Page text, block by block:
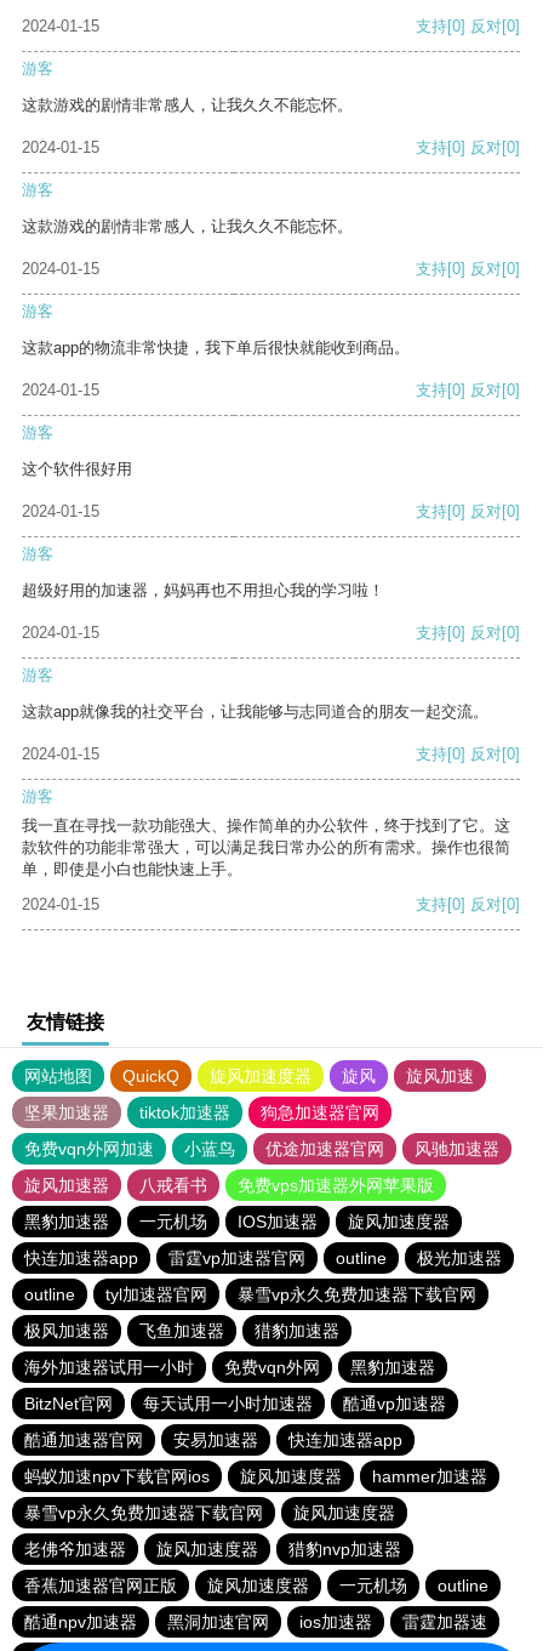
2024-01-15 支持[0] 反对[0]
游客
这款游戏的剧情非常感人，让我久久不能忘怀。
2024-01-15 支持[0] 反对[0]
游客
这款游戏的剧情非常感人，让我久久不能忘怀。
2024-01-15 支持[0] 反对[0]
游客
这款app的物流非常快捷，我下单后很快就能收到商品。
2024-01-15 支持[0] 反对[0]
游客
这个软件很好用
2024-01-15 支持[0] 反对[0]
游客
超级好用的加速器，妈妈再也不用担心我的学习啦！
2024-01-15 支持[0] 反对[0]
游客
这款app就像我的社交平台，让我能够与志同道合的朋友一起交流。
2024-01-15 支持[0] 反对[0]
游客
我一直在寻找一款功能强大、操作简单的办公软件，终于找到了它。这
款软件的功能非常强大，可以满足我日常办公的所有需求。操作也很简
单，即使是小白也能快速上手。
2024-01-15
支持[0] 反对[0]
友情链接
网站地图 QuickQ 旋风加速度器 旋风
旋风加速
坚果加速器
tiktok加速器
狗急加速器官网
免费vqn外网加速
小蓝鸟 优途加速器官网
风驰加速器
旋风加速器
八戒看书
免费vps加速器外网苹果版
黑豹加速器
一元机场 IOS加速器
旋风加速度器
快连加速器app
雷霆vp加速器官网 outline
极光加速器
outline
tyl加速器官网
暴雪vp永久免费加速器下载官网
极风加速器
飞鱼加速器
猎豹加速器
海外加速器试用一小时
免费vqn外网
黑豹加速器
BitzNet官网
每天试用一小时加速器
酷通vp加速器
酷通加速器官网
安易加速器
快连加速器app
蚂蚁加速npv下载官网ios
旋风加速度器
hammer加速器
暴雪vp永久免费加速器下载官网
旋风加速度器
老佛爷加速器
旋风加速度器
猎豹nvp加速器
香蕉加速器官网正版
旋风加速度器 一元机场
outline
酷通npv加速器
黑洞加速官网 ios加速器
雷霆加器速